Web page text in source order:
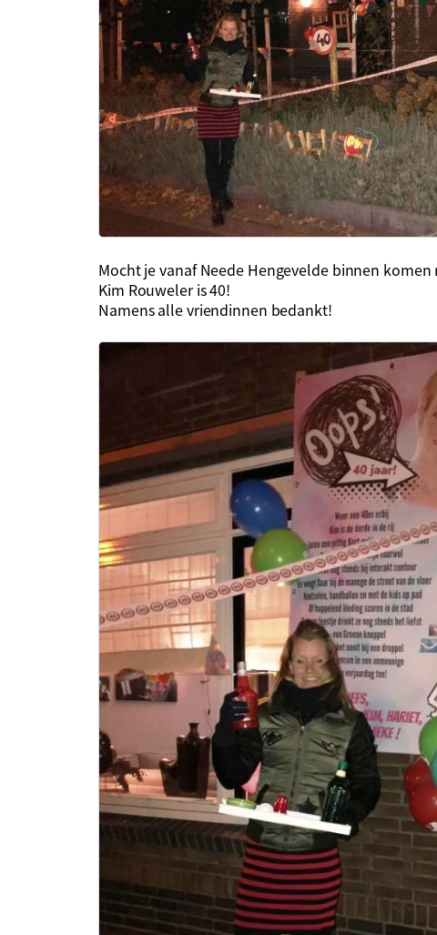
Mocht je vanaf Neede Hengevelde binnen
Kim Rouweler is 40!
Namens alle vriendinnen bedankt!